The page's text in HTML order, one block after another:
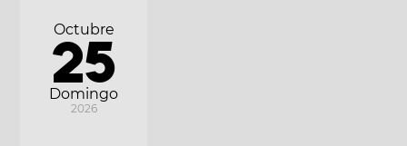
Domingo
Octubre
25
2026